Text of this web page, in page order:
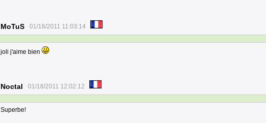
MoTuS 01/18/2011 11:03:14
joli j'aime bien
Noctal 01/18/2011 12:02:12
Superbe!